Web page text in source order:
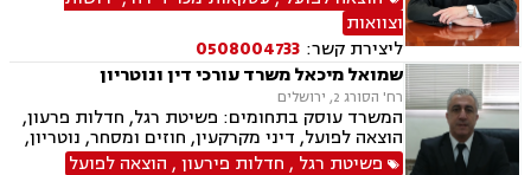
מתמשך וגישור עסקי
וצוואות
ליצירת קשר: 0508004733
שמואל מיכאל משרד עורכי דין ונוטריון
רח' הסורג 2, ירושלים
המשרד עוסק בתחומים: פשיטת רגל, חדלות פרעון,
הוצאה לפועל, דיני מקרקעין, חוזים ומסחר, נוטריון,
עסקאות מכר דירה, ירושות וצוואות, ליטיגציה, נדל"ן,
פשיטת רגל , חדלות פירעון, הוצאה לפועל